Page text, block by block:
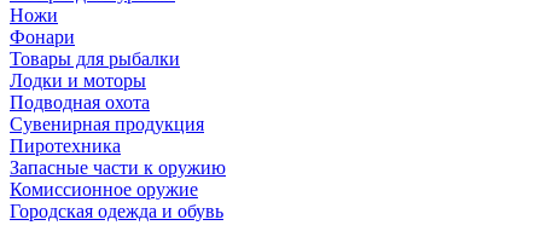
Ножи
Фонари
Товары для рыбалки
Лодки и моторы
Подводная охота
Сувенирная продукция
Пиротехника
Запасные части к оружию
Комиссионное оружие
Городская одежда и обувь